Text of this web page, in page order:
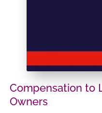
Compensation to
Owners